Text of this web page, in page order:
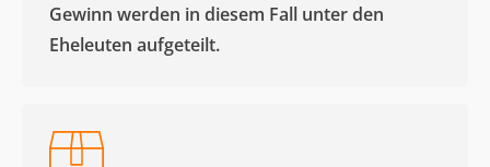
Gewinn werden in diesem Fall unter den
Eheleuten aufgeteilt.​